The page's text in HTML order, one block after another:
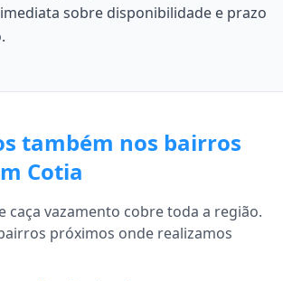
sobre disponibilidade e prazo
também nos bairros
Cotia
caça vazamento cobre toda a região.
próximos onde realizamos